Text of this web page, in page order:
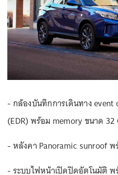
- กล้องบันทึกการเดินทาง event
(EDR) พร้อม memory ขนาด 32
- หลังคา Panoramic sunroof
- ระบบไฟหน้าเปิดปิดอัตโนมัติ